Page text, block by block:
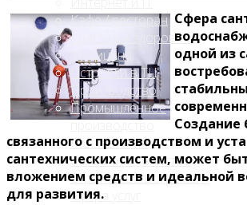
Кафе / ресторан
Красота и здоровье
Медицина
Островки в ТЦ
Производство
Промышленное
производство
Развлечения
Сельское хозяйство
Строительство, ремонт
Сфера услуг
Сфера
одной из
Создание
связанного с производством и
сантехнических систем, может
вложением средств и идеальной
для развития.